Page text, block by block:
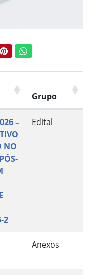
PinterestWhatsApp
Grupo
–
NO
2
Edital
Anexos